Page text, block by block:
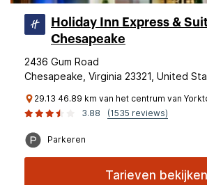
Holiday Inn Express &
Chesapeake
2436 Gum Road
Chesapeake, Virginia 23321, United
29.13 46.89 km van het centrum van
3.88
(1535 reviews)
Parkeren
Tarieven bekijken